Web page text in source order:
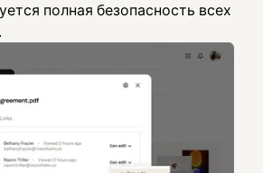
полная безопасность всех